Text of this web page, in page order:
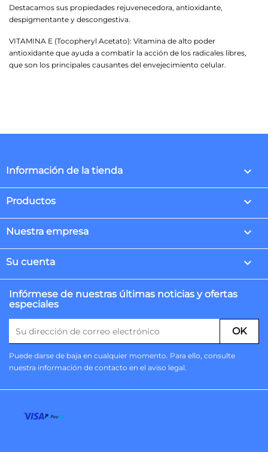
Destacamos sus propiedades rejuvenecedora, antioxidante,
despigmentante y descongestiva.
VITAMINA E (Tocopheryl Acetato): Vitamina de alto poder
antioxidante que ayuda a combatir la acción de los radicales libres,
que son los principales causantes del envejecimiento celular.
Información de la tienda keyboard_arrow_down
Productos 
Nuestra empresa 
Su cuenta 
Infórmese de nuestras últimas noticias y ofertas
especiales
Puede darse de baja en cualquier momento. Para ello, consulte
nuestra información de contacto en el aviso legal.